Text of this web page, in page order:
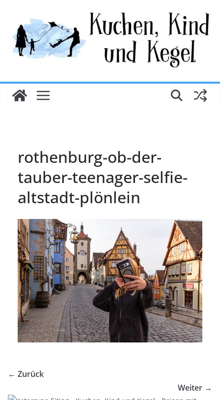
springen
rothenburg-ob-der-
tauber-teenager-selfie-
altstadt-plönlein
← Zurück
Weiter →